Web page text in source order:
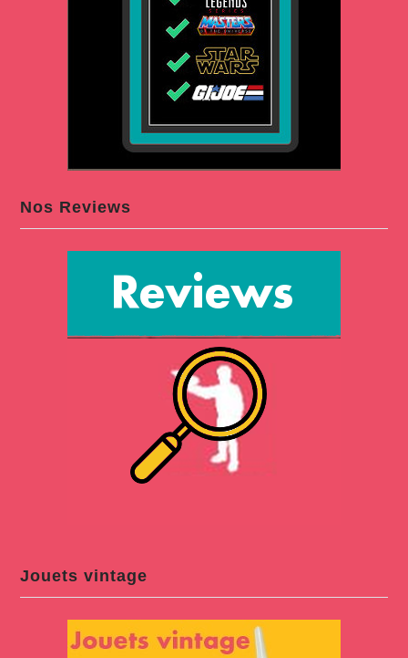
Nos Reviews
Jouets vintage